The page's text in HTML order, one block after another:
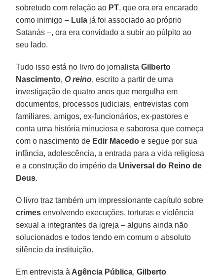
sobretudo com relação ao PT, que ora era encarado
como inimigo – Lula já foi associado ao próprio
Satanás –, ora era convidado a subir ao púlpito ao
seu lado.
Tudo isso está no livro do jornalistaGilberto
Nascimento,O reino, escrito a partir de uma
investigação de quatro anos que mergulha em
documentos, processos judiciais, entrevistas com
familiares, amigos, ex-funcionários, ex-pastores e
conta uma história minuciosa e saborosa que começa
com o nascimento de Edir Macedo e segue por sua
infância, adolescência, a entrada para a vida religiosa
e a construção do império da Universal do Reino de
Deus.
O livro traz também um impressionante capítulo sobre
crimes envolvendo execuções, torturas e violência
sexual a integrantes da igreja – alguns ainda não
solucionados e todos tendo em comum o absoluto
silêncio da instituição.
Em entrevista à Agência Pública,Gilberto